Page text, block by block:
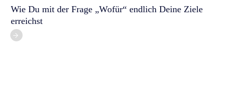
Wie Du mit der Frage „Wofür“ endlich Deine Ziele
erreichst